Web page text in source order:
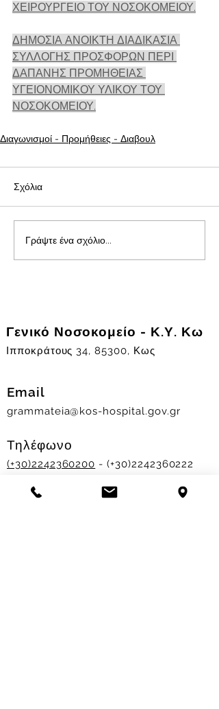
ΧΕΙΡΟΥΡΓΕΙΟ ΤΟΥ ΝΟΣΟΚΟΜΕΙΟΥ.
ΔΗΜΟΣΙΑ ΑΝΟΙΚΤΗ ΔΙΑΔΙΚΑΣΙΑ
ΣΥΛΛΟΓΗΣ ΠΡΟΣΦΟΡΩΝ ΠΕΡΙ
ΔΑΠΑΝΗΣ ΠΡΟΜΗΘΕΙΑΣ
ΥΓΕΙΟΝΟΜΙΚΟΥ ΥΛΙΚΟΥ ΤΟΥ
ΝΟΣΟΚΟΜΕΙΟΥ.
Διαγωνισμοί - Προμήθειες - Διαβουλ
Σχόλια
Γράψτε ένα σχόλιο...
Γενικό Νοσοκομείο - Κ.Υ. Κω
Ιπποκράτους 34, 85300, Κως
Email
grammateia@kos-hospital.gov.gr
Τηλέφωνο
(+30)2242360200 - (+30)2242360222